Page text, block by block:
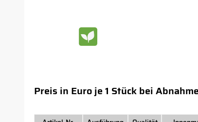
Preis in Euro je 1 Stück bei